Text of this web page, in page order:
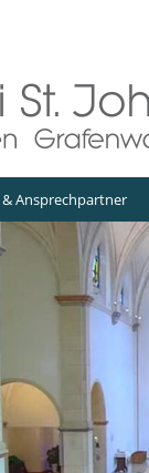
Ansprechpartner